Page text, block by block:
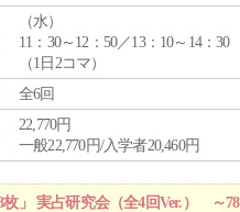
（水）
11：30～12：50／13：10～14：30
（1日2コマ）
全6回
22,770円
一般22,770円/入学者20,460円
」 実占研究会（全4回Ver.） ～